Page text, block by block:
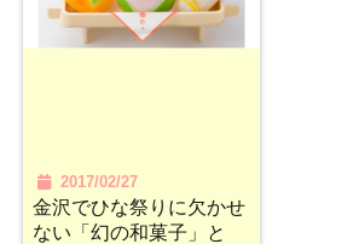
2017/02/27
金沢でひな祭りに欠かせ
ない「幻の和菓子」と